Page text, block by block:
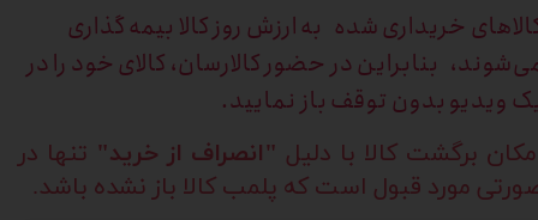
خریداریشده به ارزش روز کالا بیمه گذاری
بنابراین در حضور کالارسان، کالای خود را در
ویدیو بدون توقف باز نمایید.
برگشت کالا با دلیل "انصراف از خرید" تنها در
مورد قبول است که پلمب کالا باز نشده باشد.